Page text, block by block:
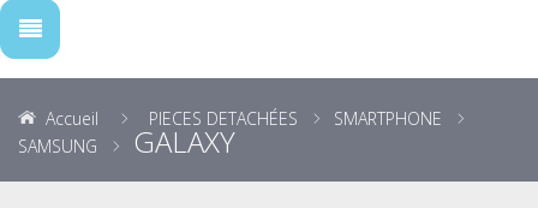
Accueil PIECES DETACHÉES
SMARTPHONE
SAMSUNG
GALAXY